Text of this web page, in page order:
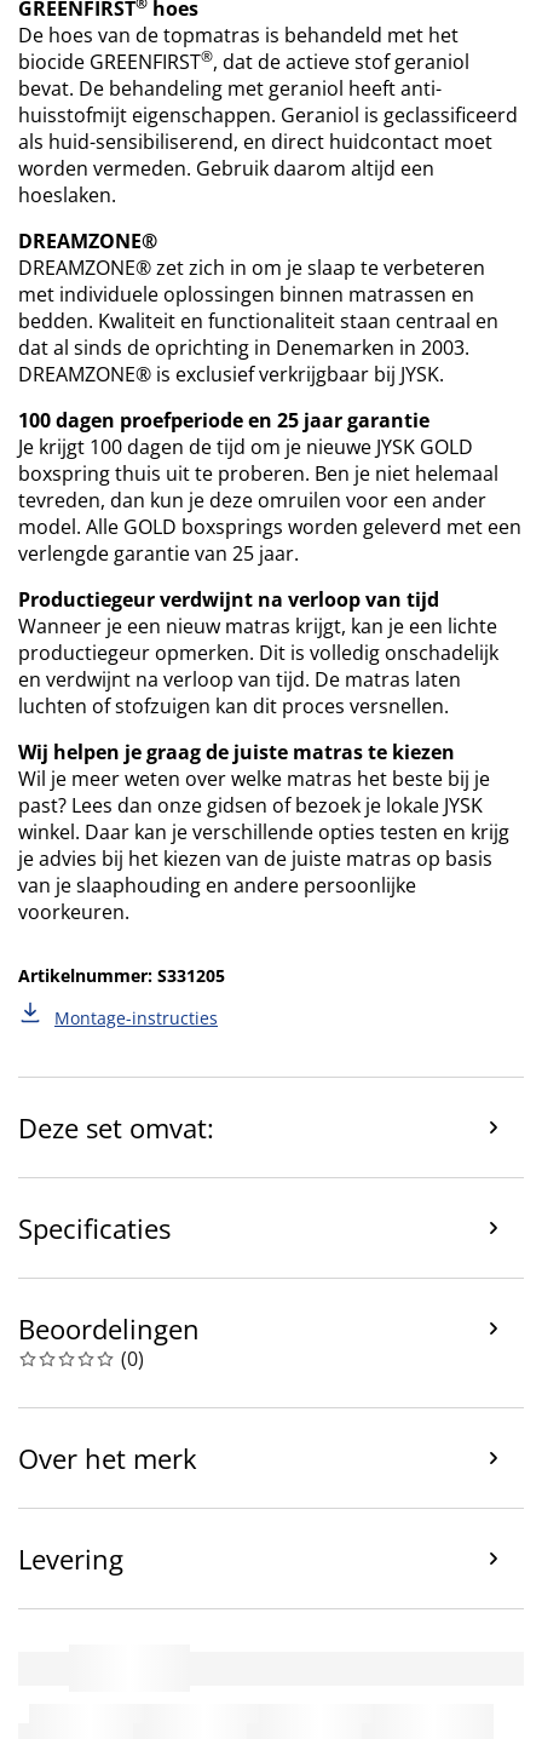
GREENFIRST
hoes
De hoes van de topmatras is behandeld met het
biocide GREENFIRST®, dat de actieve stof geraniol
bevat. De behandeling met geraniol heeft anti-
huisstofmijt eigenschappen. Geraniol is geclassificeerd
als huid-sensibiliserend, en direct huidcontact moet
worden vermeden. Gebruik daarom altijd een
hoeslaken.
DREAMZONE®
DREAMZONE® zet zich in om je slaap te verbeteren
met individuele oplossingen binnen matrassen en
bedden. Kwaliteit en functionaliteit staan centraal en
dat al sinds de oprichting in Denemarken in 2003.
DREAMZONE® is exclusief verkrijgbaar bij JYSK.
100 dagen proefperiode en 25 jaar garantie
Je krijgt 100 dagen de tijd om je nieuwe JYSK GOLD
boxspring thuis uit te proberen. Ben je niet helemaal
tevreden, dan kun je deze omruilen voor een ander
model. Alle GOLD boxsprings worden geleverd met een
verlengde garantie van 25 jaar.
Productiegeur verdwijnt na verloop van tijd
Wanneer je een nieuw matras krijgt, kan je een lichte
productiegeur opmerken. Dit is volledig onschadelijk
en verdwijnt na verloop van tijd. De matras laten
luchten of stofzuigen kan dit proces versnellen.
Wij helpen je graag de juiste matras te kiezen
Wil je meer weten over welke matras het beste bij je
past? Lees dan onze gidsen of bezoek je lokale JYSK
winkel. Daar kan je verschillende opties testen en krijg
je advies bij het kiezen van de juiste matras op basis
van je slaaphouding en andere persoonlijke
voorkeuren.
Artikelnummer: S331205
Montage-instructies
Deze set omvat:
Specificaties
Beoordelingen
(0)
Over het merk
Levering